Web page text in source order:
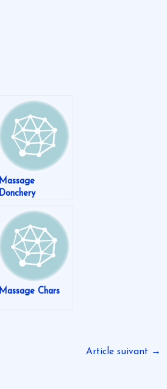
Massage
Donchery
Massage Chars
Article suivant →